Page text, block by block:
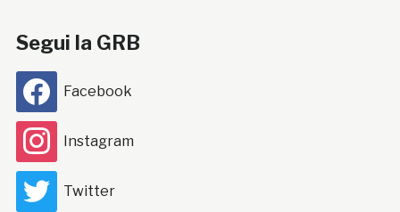
Segui la GRB
Facebook
Instagram
Twitter